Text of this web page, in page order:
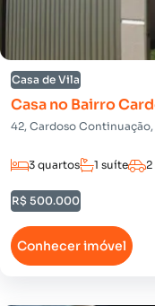
Casa de Vila
Casa no Bairro
42, Cardoso
3 quartos 1 suíte 2
R$ 500.000
Conhecer imóvel